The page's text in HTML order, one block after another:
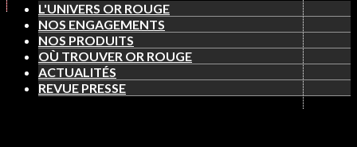
L'UNIVERS OR ROUGE
NOS ENGAGEMENTS
NOS PRODUITS
OÙ TROUVER OR ROUGE
ACTUALITÉS
REVUE PRESSE